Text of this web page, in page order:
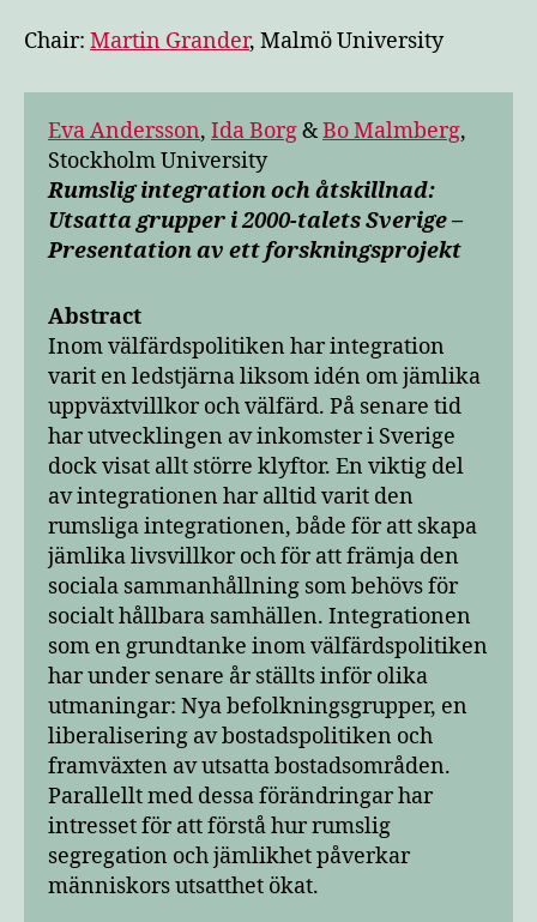
Chair: Martin Grander, Malmö University
Eva Andersson, Ida Borg&Bo Malmberg,
Stockholm University
Rumslig integration och åtskillnad:
Utsatta grupper i 2000-talets Sverige –
Presentation av ett forskningsprojekt
Abstract
Inom välfärdspolitiken har integration
varit en ledstjärna liksom idén om jämlika
uppväxtvillkor och välfärd. På senare tid
har utvecklingen av inkomster i Sverige
dock visat allt större klyftor. En viktig del
av integrationen har alltid varit den
rumsliga integrationen, både för att skapa
jämlika livsvillkor och för att främja den
sociala sammanhållning som behövs för
socialt hållbara samhällen. Integrationen
som en grundtanke inom välfärdspolitiken
har under senare år ställts inför olika
utmaningar: Nya befolkningsgrupper, en
liberalisering av bostadspolitiken och
framväxten av utsatta bostadsområden.
Parallellt med dessa förändringar har
intresset för att förstå hur rumslig
segregation och jämlikhet påverkar
människors utsatthet ökat.